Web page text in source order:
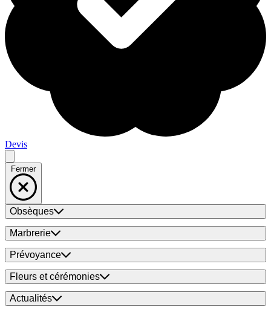
Devis
Fermer
Obsèques
Marbrerie
Prévoyance
Fleurs et cérémonies
Actualités